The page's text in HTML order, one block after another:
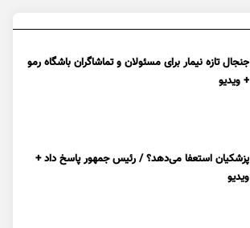
جنجال تازه نیمار برای مسئولان و تماشاگران باشگاه رمو
+ ویدیو
پزشکیان استعفا می‌دهد؟ / رئیس جمهور پاسخ داد +
ویدیو